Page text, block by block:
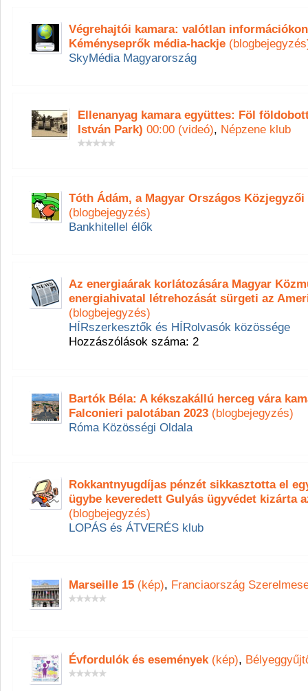
Végrehajtói kamara: valótlan
Kéményseprők média-hackje
SkyMédia Magyarország
Ellenanyag kamara együttes: Föl
István Park) 00:00 (videó), Népzene klub
Tóth Ádám, a Magyar Országos
(blogbejegyzés)
Bankhitellel élők
Az energiaárak korlátozására Magyar
energiahivatal létrehozását sürgeti az
(blogbejegyzés)
HÍRszerkesztők és HÍRolvasók közössége
Hozzászólások száma: 2
Bartók Béla: A kékszakállú herceg vára
Falconieri palotában 2023 (blogbejegyzés)
Róma Közösségi Oldala
Rokkantnyugdíjas pénzét sikkasztotta el
ügybe keveredett Gulyás ügyvédet kizárta
(blogbejegyzés)
LOPÁS és ÁTVERÉS klub
Marseille 15 (kép), Franciaország
Évfordulók és események(kép),